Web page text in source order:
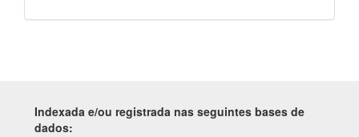
Indexada e/ou registrada nas seguintes bases de
dados: